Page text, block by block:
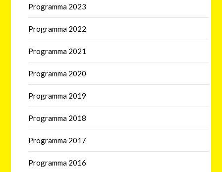
Programma 2023
Programma 2022
Programma 2021
Programma 2020
Programma 2019
Programma 2018
Programma 2017
Programma 2016